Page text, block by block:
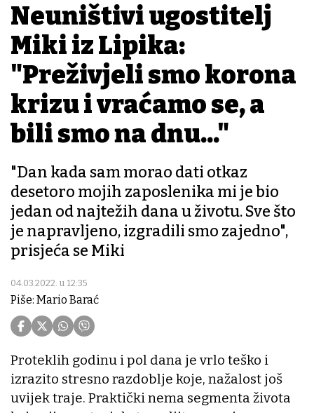
Neuništivi ugostitelj
Miki iz Lipika:
"Preživjeli smo korona
krizu i vraćamo se, a
bili smo na dnu..."
"Dan kada sam morao dati otkaz
desetoro mojih zaposlenika mi je bio
jedan od najtežih dana u životu. Sve što
je napravljeno, izgradili smo zajedno",
prisjeća se Miki
04.03.2022. u 12:35
Piše: Mario Barać
Proteklih godinu i pol dana je vrlo teško i
izrazito stresno razdoblje koje, nažalost još
uvijek traje. Praktički nema segmenta života